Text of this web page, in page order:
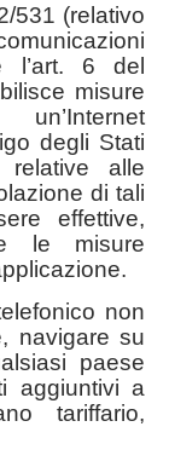
531 (relativo
l’art. 6 del
misure
degli Stati
alle
di tali
effettive,
le misure
non
navigare su
paese
aggiuntivi a
tariffario,